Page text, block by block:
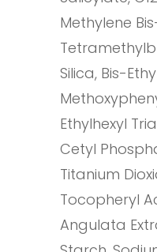
Methylene
Silica, Bis-
Ethylhexyl
Cetyl
Titanium
Tocopheryl
Angulata